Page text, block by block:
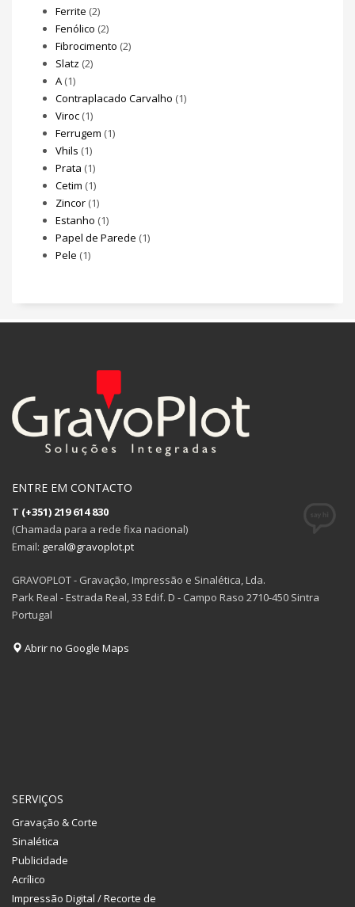
Ferrite (2)
Fenólico (2)
Fibrocimento (2)
Slatz (2)
A (1)
Contraplacado Carvalho (1)
Viroc (1)
Ferrugem (1)
Vhils (1)
Prata (1)
Cetim (1)
Zincor (1)
Estanho (1)
Papel de Parede (1)
Pele (1)
ENTRE EM CONTACTO
T (+351) 219 614 830
(Chamada para a rede fixa nacional)
Email: geral@gravoplot.pt
GRAVOPLOT - Gravação, Impressão e Sinalética, Lda.
Park Real - Estrada Real, 33 Edif. D - Campo Raso 2710-450 Sintra
Portugal
Abrir no Google Maps
SERVIÇOS
Gravação & Corte
Sinalética
Publicidade
Acrílico
Impressão Digital / Recorte de